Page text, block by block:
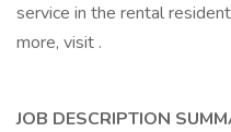
service in the rental
more, visit .
JOB DESCRIPTION